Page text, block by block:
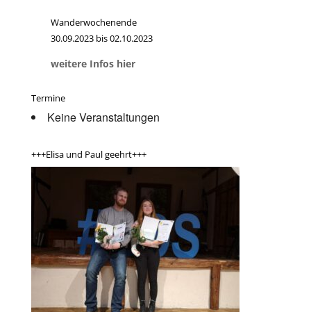
Wanderwochenende
30.09.2023 bis 02.10.2023
weitere Infos hier
Termine
Keine Veranstaltungen
+++Elisa und Paul geehrt+++